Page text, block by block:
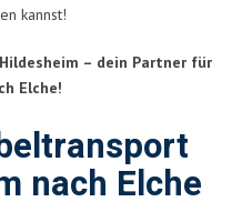
kannst!
– dein Partner für
Elche!
nach Elche